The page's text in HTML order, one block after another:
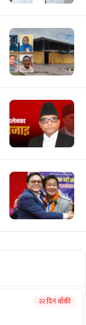
२२ दिन बाँकी